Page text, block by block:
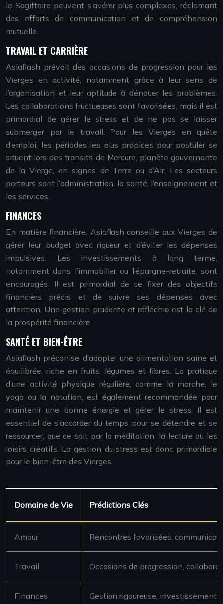
le Sagittaire peuvent s’avérer plus complexes, réclamant
des efforts de communication et de compréhension
mutuelle.
TRAVAIL ET CARRIÈRE
Asiaflash prévoit des occasions de progression pour les
Vierges en activité, notamment grâce à leur sens de
l’organisation et leur aptitude à dénouer les problèmes.
Les collaborations fructueuses sont favorisées, mais il est
primordial de gérer le stress et de ne pas se laisser
submerger par le travail. Pour les Vierges en quête
d’emploi, les périodes les plus propices pour postuler se
situent lors des transits de Mercure, planète gouvernante
de la Vierge, en signes de Terre ou d’Air. Les secteurs
porteurs sont l’administration, la santé, l’enseignement et
les services.
FINANCES
En matière financière, Asiaflash conseille aux Vierges de
gérer leur budget avec rigueur et d’éviter les dépenses
impulsives. Les investissements à long terme,
notamment dans l’immobilier ou l’épargne-retraite, sont
encouragés. Il est primordial de se fixer des objectifs
financiers précis et de suivre ses dépenses avec
attention. Une gestion prudente et réfléchie est la clé de
la prospérité financière.
SANTÉ ET BIEN-ÊTRE
Asiaflash préconise d’adopter une alimentation saine et
équilibrée, riche en fruits, légumes et fibres. La pratique
d’une activité physique régulière, comme la marche, le
yoga ou la natation, est également recommandée pour
maintenir une bonne énergie et gérer le stress. Il est
essentiel de s’accorder du temps pour se détendre et se
ressourcer, que ce soit par la méditation, la lecture ou les
loisirs créatifs. La gestion du stress est donc primordiale
pour le bien-être des Vierges.
Domaine de Vie Prédictions Clés
Amour Rencontres favorisées,
Travail Occasions de progression,
Finances Gestion rigoureuse,